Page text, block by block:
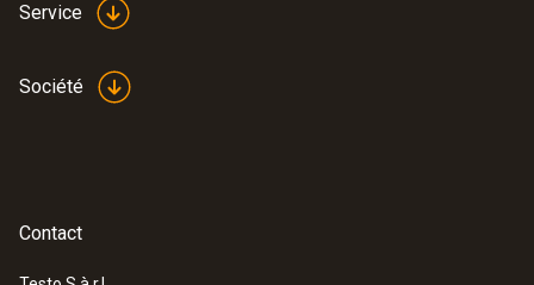
Service
Société
Contact